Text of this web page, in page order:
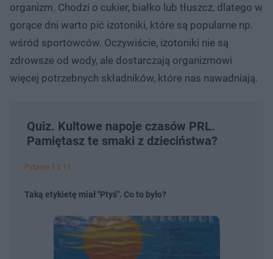
organizm. Chodzi o cukier, białko lub tłuszcz, dlatego w
gorące dni warto pić izotoniki, które są popularne np.
wśród sportowców. Oczywiście, izotoniki nie są
zdrowsze od wody, ale dostarczają organizmowi
więcej potrzebnych składników, które nas nawadniają.
Quiz. Kultowe napoje czasów PRL.
Pamiętasz te smaki z dzieciństwa?
Pytanie 1 z 11
Taką etykietę miał "Ptyś". Co to było?